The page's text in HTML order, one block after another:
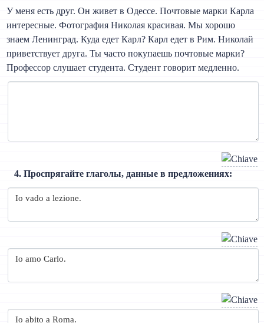
У меня есть друг. Он живет в Одессе. Почтовые марки Карла
интересные. Фотография Николая красивая. Мы хорошо
знаем Ленинград. Куда едет Карл? Карл едет в Рим. Николай
приветствует друга. Ты часто покупаешь почтовые марки?
Профессор слушает студента. Студент говорит медленно.
4. Проспрягайте глаголы, данные в предложениях: